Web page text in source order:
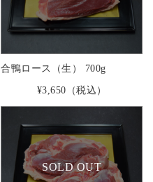
合鴨ロース（生） 700g
¥3,650 （税込）
SOLD OUT